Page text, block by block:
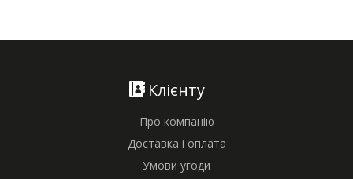
Клієнту
Про компанію
Доставка і оплата
Умови угоди